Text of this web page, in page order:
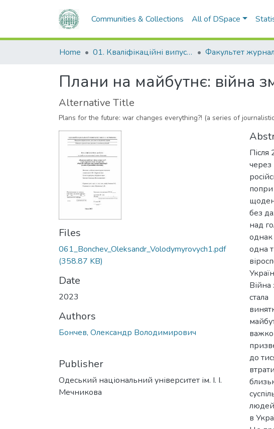
Communities & Collections All of DSpace
Home 01. Кваліфікаційні випускні роботи здобувачів вищої освіти
Плани на майбутнє: війна
Alternative Title
Plans for the future: war changes everything?! (a series of
Files
061_Bonchev_Oleksandr_Volodymyrovych1.pdf
(358.87 KB)
Date
2023
Authors
Бончев, Олександр Володимирович
Publisher
Одеський національний університет ім. І. І.
Мечникова
Після
через
попри
без
над
однак
одна
стала
важко
до
людей
в